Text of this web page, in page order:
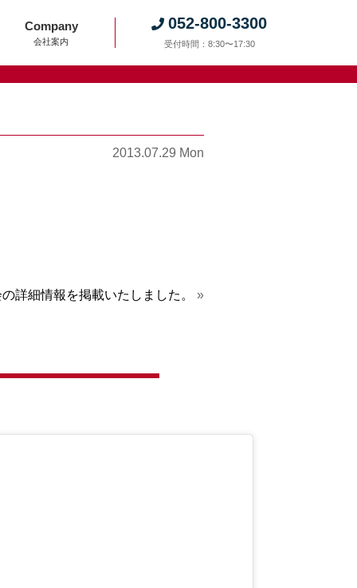
Company
会社案内
052-800-3300
受付時間：8:30〜17:30
2013.07.29 Mon
詳細情報を掲載いたしました。
»